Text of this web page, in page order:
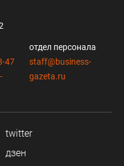
47
отдел персонала
staff@business-
gazeta.ru
twitter
дзен